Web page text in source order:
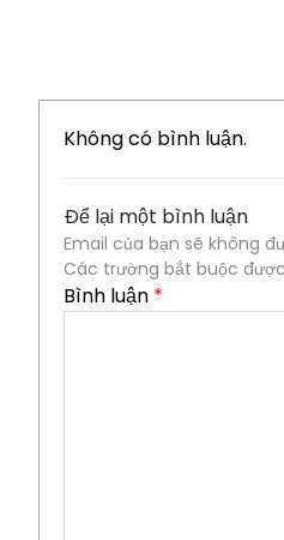
Không có bình luận.
Để lại một bình luận
Email của bạn sẽ không
Các trường bắt buộc
Bình luận *